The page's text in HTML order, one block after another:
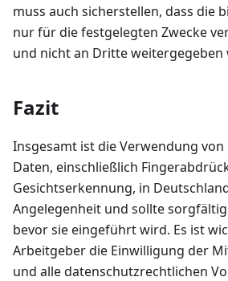
muss auch sicherstellen, dass die
nur für die festgelegten Zwecke
und nicht an Dritte weitergegeben
Fazit
Insgesamt ist die Verwendung
Daten, einschließlich
Gesichtserkennung, in
Angelegenheit und sollte
bevor sie eingeführt wird. Es ist
Arbeitgeber die Einwilligung der
und alle datenschutzrechtlichen